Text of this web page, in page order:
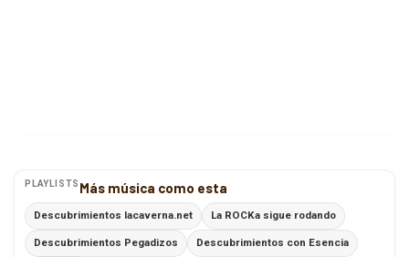
PLAYLISTS Más música como esta
Descubrimientos lacaverna.net La ROCKa sigue rodando
Descubrimientos Pegadizos Descubrimientos con Esencia